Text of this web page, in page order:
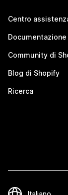
Centro
Documentazione
Community di
Blog di Shopify
Ricerca